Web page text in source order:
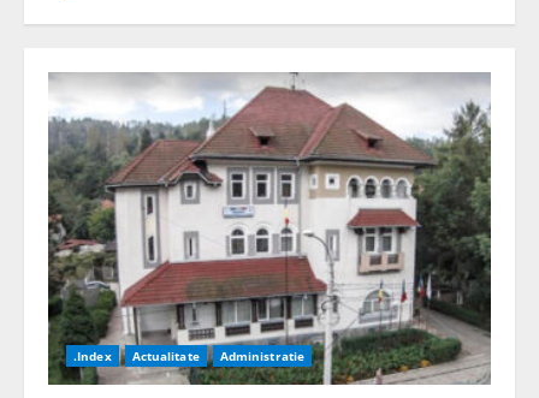
.Index Actualitate Administratie